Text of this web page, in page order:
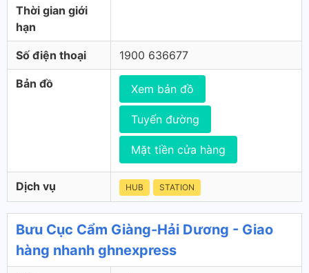
Thời gian giới
hạn
Số điện thoại 1900 636677
Bản đồ Xem bản đồ
Tuyến đường
Mặt tiền cửa hàng
Dịch vụ HUB STATION
Bưu Cục Cẩm Giàng-Hải Dương - Giao
hàng nhanh ghnexpress